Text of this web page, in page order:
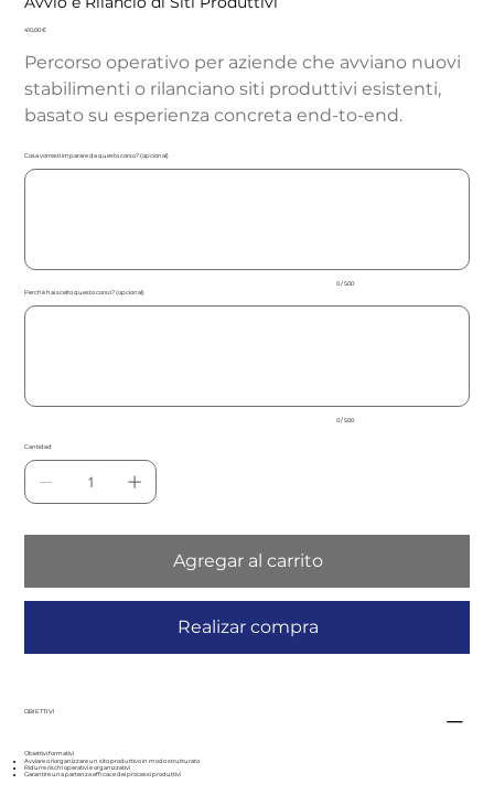
Precio
410,00 €
Percorso operativo per aziende che avviano nuovi
stabilimenti o rilanciano siti produttivi esistenti,
basato su esperienza concreta end-to-end.
Cosa vorresti imparare da questo corso? (opcional)
500
0 / 500
Perchè hai scelto questo corso? (opcional)
500
0 / 500
Cantidad
Agregar al carrito
Realizar compra
OBIETTIVI
Obiettivi formativi
Avviare o riorganizzare un sito produttivo in modo strutturato
Ridurre rischi operativi e organizzativi
Garantire una partenza efficace dei processi produttivi